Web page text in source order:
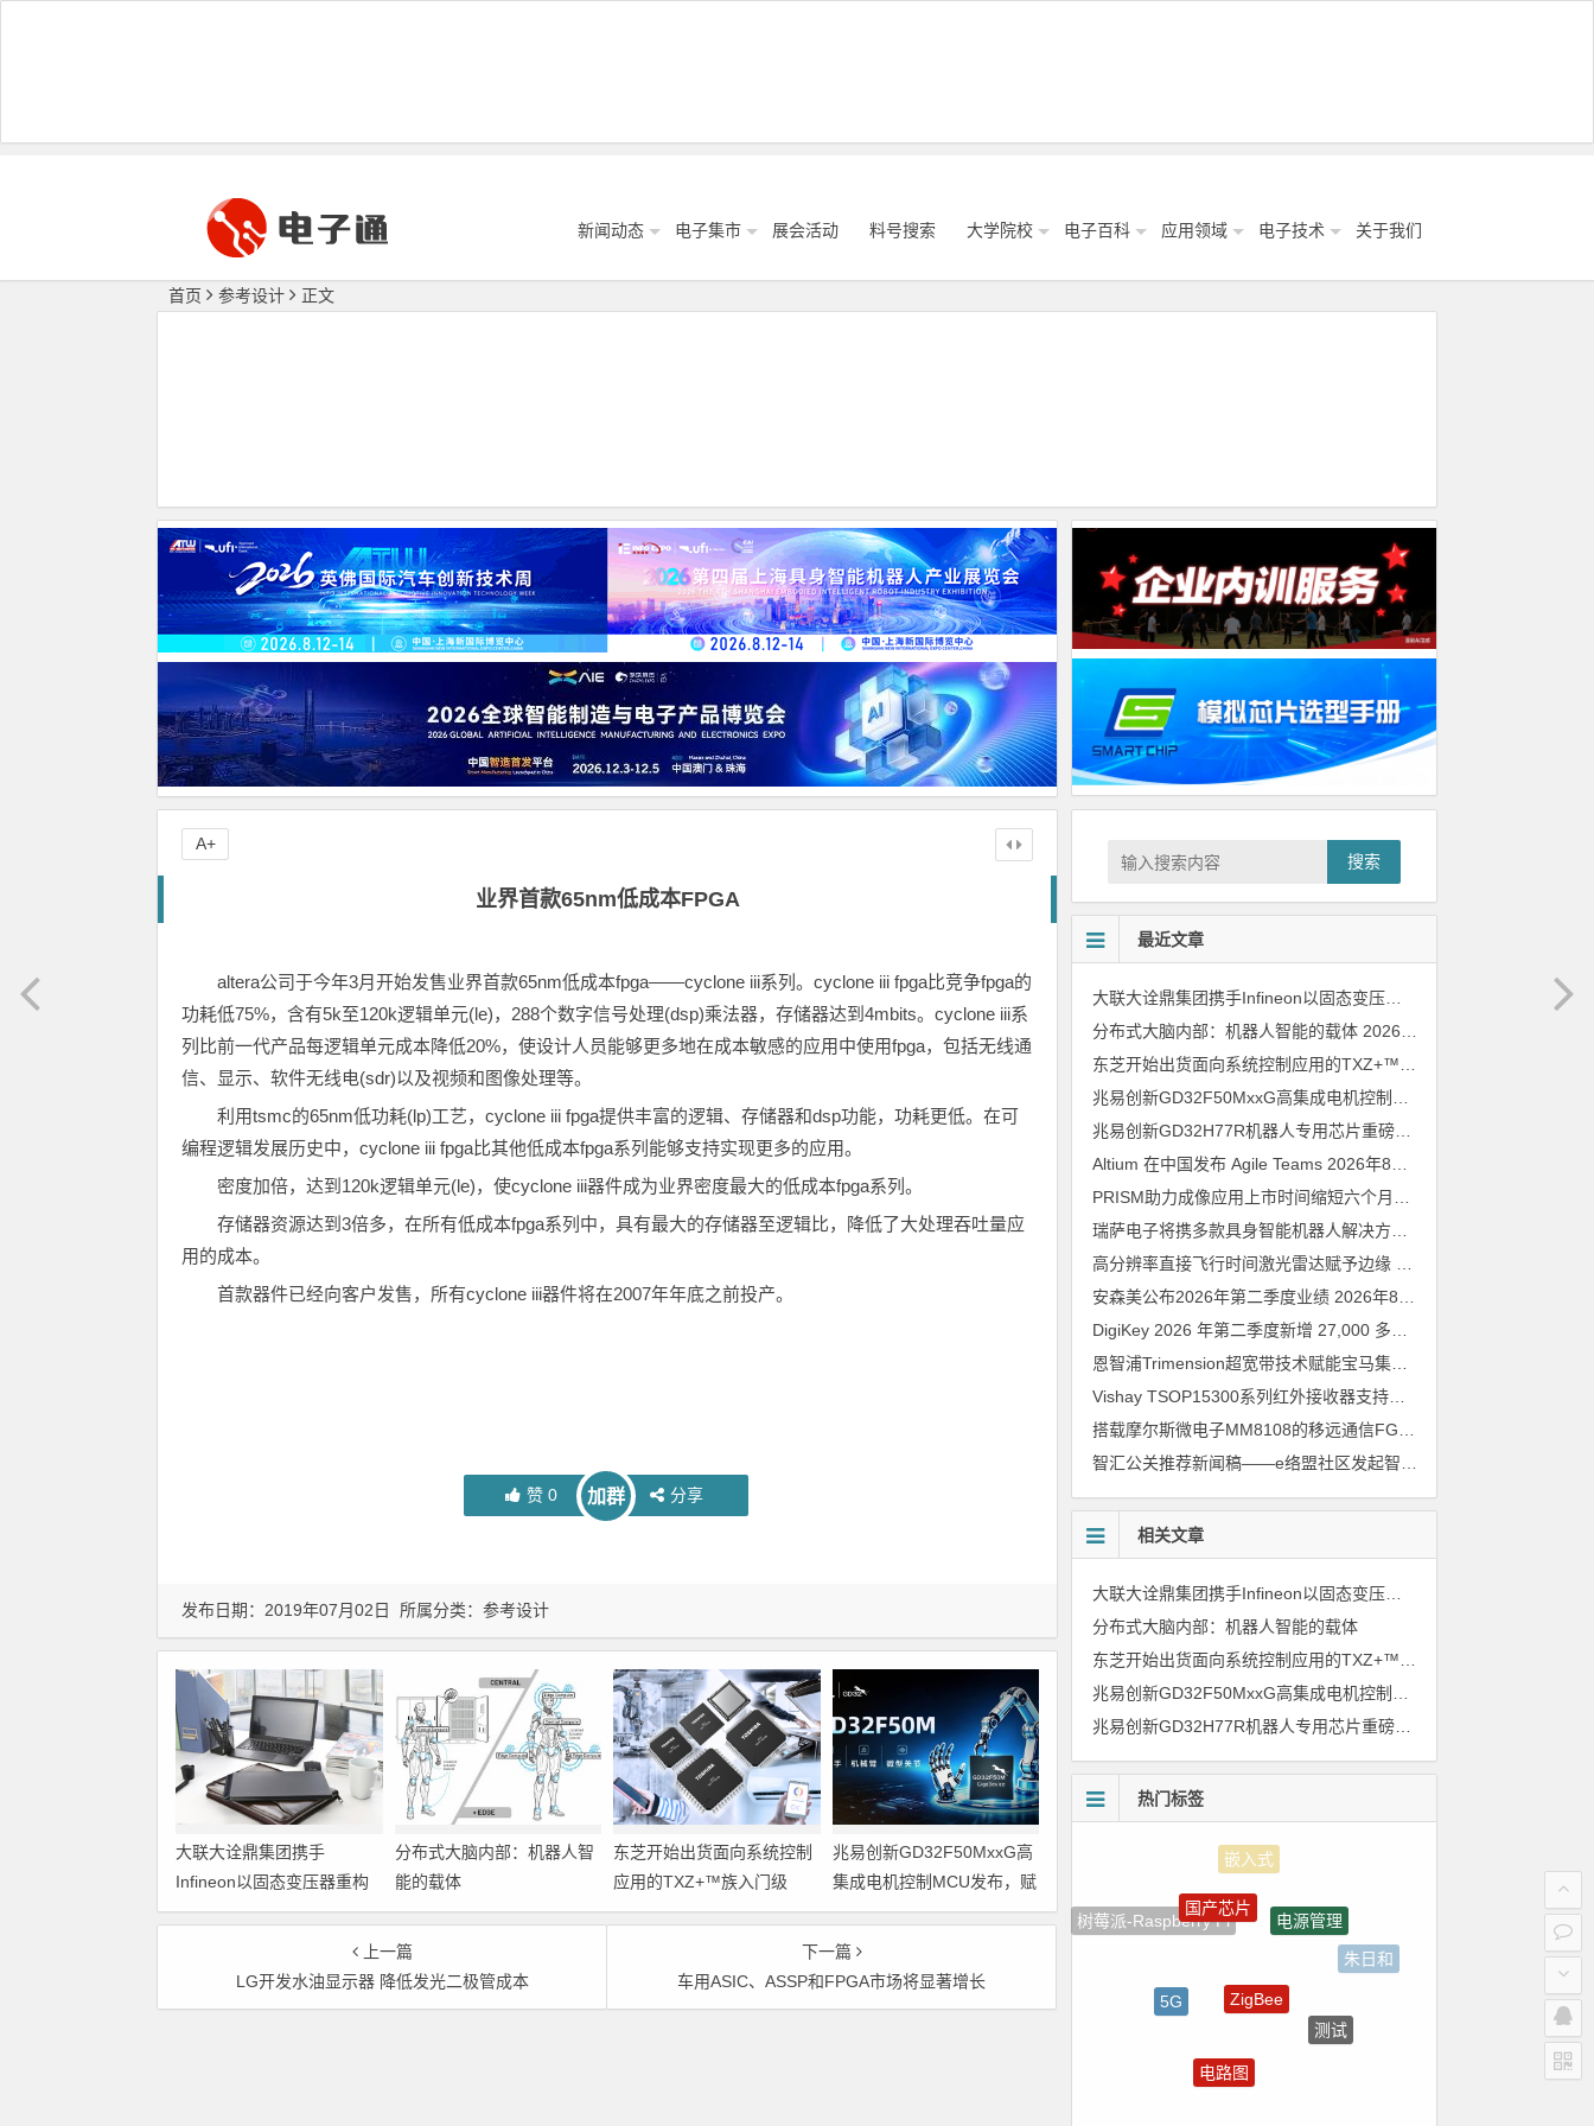
新闻动态 电子集市 展会活动 料号搜索 大学院校 电子百科 应用领域 电子技术 关于我们
首页 参考设计 正文
业界首款65nm低成本FPGA
altera公司于今年3月开始发售业界首款65nm低成本fpga——cyclone iii系列。cyclone iii fpga比竞争fpga的
功耗低75%，含有5k至120k逻辑单元(le)，288个数字信号处理(dsp)乘法器，存储器达到4mbits。cyclone iii系
列比前一代产品每逻辑单元成本降低20%，使设计人员能够更多地在成本敏感的应用中使用fpga，包括无线通
信、显示、软件无线电(sdr)以及视频和图像处理等。
利用tsmc的65nm低功耗(lp)工艺，cyclone iii fpga提供丰富的逻辑、存储器和dsp功能，功耗更低。在可
编程逻辑发展历史中，cyclone iii fpga比其他低成本fpga系列能够支持实现更多的应用。
密度加倍，达到120k逻辑单元(le)，使cyclone iii器件成为业界密度最大的低成本fpga系列。
存储器资源达到3倍多，在所有低成本fpga系列中，具有最大的存储器至逻辑比，降低了大处理吞吐量应
用的成本。
首款器件已经向客户发售，所有cyclone iii器件将在2007年年底之前投产。
赞0 加群 分享
A+
发布日期：2019年07月02日 所属分类： 参考设计
大联大诠鼎集团携手
Infineon以固态变压器重构
配电效率新标杆
分布式大脑内部：机器人智
能的载体
东芝开始出货面向系统控制
应用的TXZ+™族入门级
M4V组（搭载Arm
Cortex‑M4内核的标准微控
制器）工程样品
兆易创新GD32F50MxxG高
集成电机控制MCU发布，赋
能人形机器人关节驱动革新
上一篇
LG开发水油显示器 降低发光二极管成本
下一篇
车用ASIC、ASSP和FPGA市场将显著增长
搜索
最近文章
大联大诠鼎集团携手Infineon以固态变压器重构配电效率新标杆
分布式大脑内部：机器人智能的载体 2026年8月6日
兆易创新GD32H77R机器人专用芯片重磅亮相，精准赋能伺服驱动与关节控制
Altium 在中国发布 Agile Teams 2026年8月6日
安森美公布2026年第二季度业绩 2026年8月6日
恩智浦Trimension超宽带技术赋能宝马集团Digital Key Plus及生命体存在检测功能
Vishay TSOP15300系列红外接收器支持所有主流遥控代码
相关文章
大联大诠鼎集团携手Infineon以固态变压器重构配电效率新标杆
分布式大脑内部：机器人智能的载体
兆易创新GD32H77R机器人专用芯片重磅亮相，精准赋能伺服驱动与关节控制
热门标签
树莓派-Raspberry Pi
国产芯片
电源管理
朱日和
测试
电气光伏
电路图